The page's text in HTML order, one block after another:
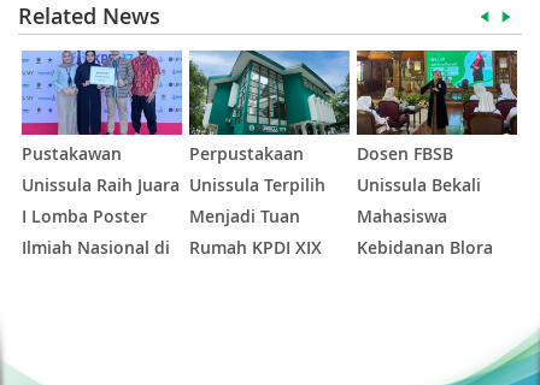
Related News
Pustakawan
Unissula Raih Juara
I Lomba Poster
Ilmiah Nasional di
Perpustakaan
Unissula Terpilih
Menjadi Tuan
Rumah KPDI XIX
Dosen FBSB
Unissula Bekali
Mahasiswa
Kebidanan Blora